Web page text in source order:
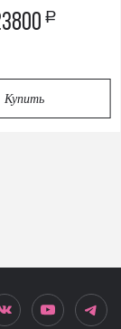
a
Купить